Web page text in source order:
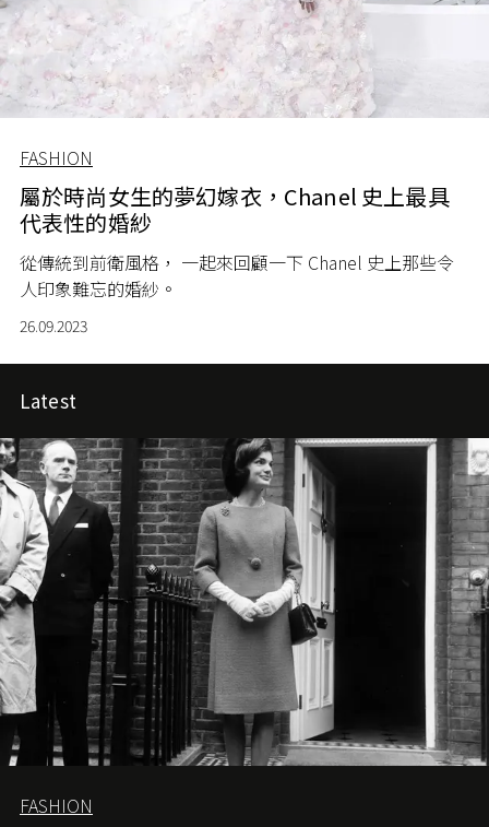
FASHION
屬於時尚女生的夢幻嫁衣，Chanel 史上最具
代表性的婚紗
從傳統到前衛風格， 一起來回顧一下 Chanel 史上那些令
人印象難忘的婚紗。
26.09.2023
Latest
FASHION